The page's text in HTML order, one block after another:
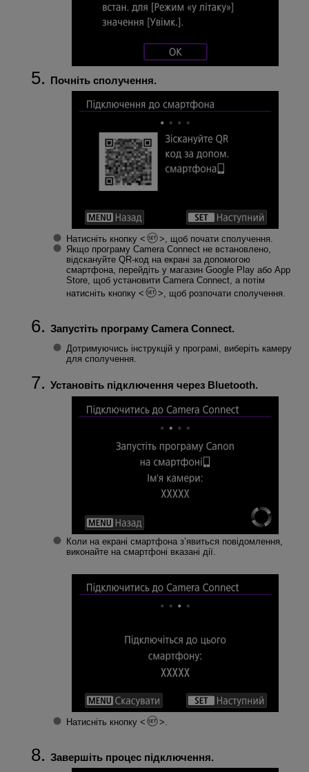
Почніть сполучення.
Натисніть кнопку
, щоб почати сполучення.
Якщо програму Camera Connect не встановлено,
відскануйте QR-код на екрані за допомогою
смартфона, перейдіть у магазин Google Play або App
Store, щоб установити Camera Connect, а потім
натисніть кнопку
, щоб розпочати сполучення.
Запустіть програму Camera Connect.
Дотримуючись інструкцій у програмі, виберіть камеру
для сполучення.
Установіть підключення через Bluetooth.
Коли на екрані смартфона з’явиться повідомлення,
виконайте на смартфоні вказані дії.
Натисніть кнопку .
Завершіть процес підключення.